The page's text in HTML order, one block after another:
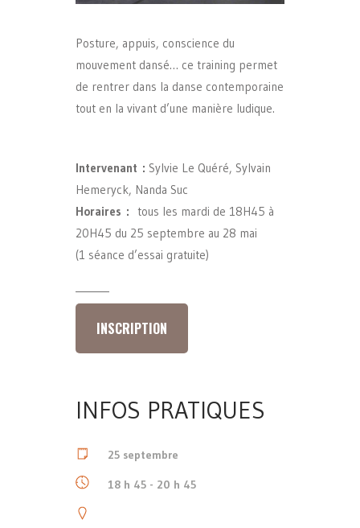
Posture, appuis, conscience du
mouvement dansé… ce training permet
de rentrer dans la danse contemporaine
tout en la vivant d’une manière ludique.
Intervenant : Sylvie Le Quéré, Sylvain
Hemeryck, Nanda Suc
Horaires : tous les mardi de 18H45 à
20H45 du 25 septembre au 28 mai
(1 séance d’essai gratuite)
INSCRIPTION
INFOS PRATIQUES
25 septembre
18 h 45 - 20 h 45